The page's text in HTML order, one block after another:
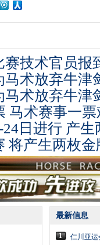
技术官员报
术放弃牛津
术放弃牛津
马术赛事一票
日进行 产生
将产生两枚金
最新信息
1
仁川亚